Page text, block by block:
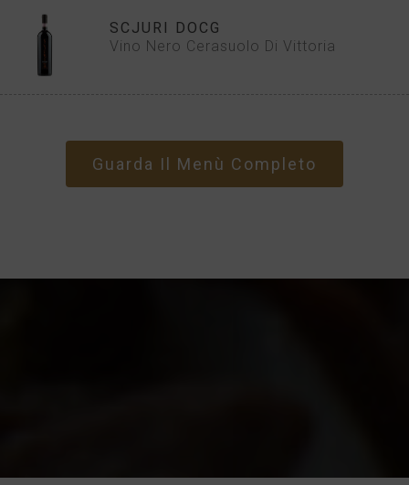
SCJURI DOCG
Vino Nero Cerasuolo Di Vittoria
Guarda Il Menù Completo